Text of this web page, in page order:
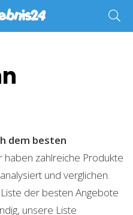
dem besten
haben zahlreiche Produkte
und verglichen.
der besten Angebote
unsere Liste